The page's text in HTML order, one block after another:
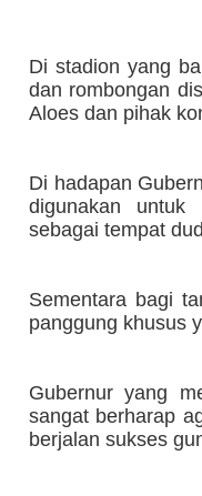
Di stadion yang
dan rombongan
Aloes dan pihak
Di hadapan
digunakan untuk
sebagai tempat
Sementara bagi
panggung khusus
Gubernur yang
sangat berharap
berjalan sukses